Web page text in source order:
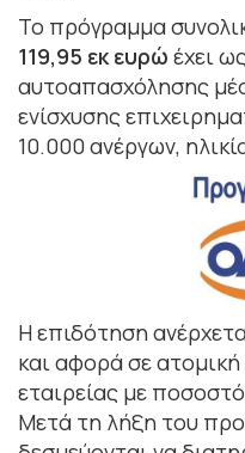
Το πρόγραμμα
119,95 εκ ευρώ έχει
αυτοαπασχόλησης
ενίσχυσης
10.000 ανέργων,
Η επιδότηση
και αφορά σε
εταιρείας με
Μετά τη λήξη του